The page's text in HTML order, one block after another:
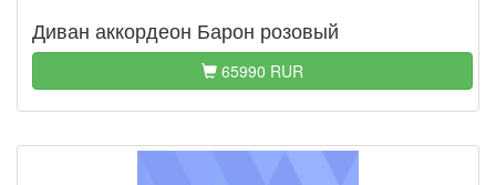
Диван аккордеон Барон розовый
65990 RUR